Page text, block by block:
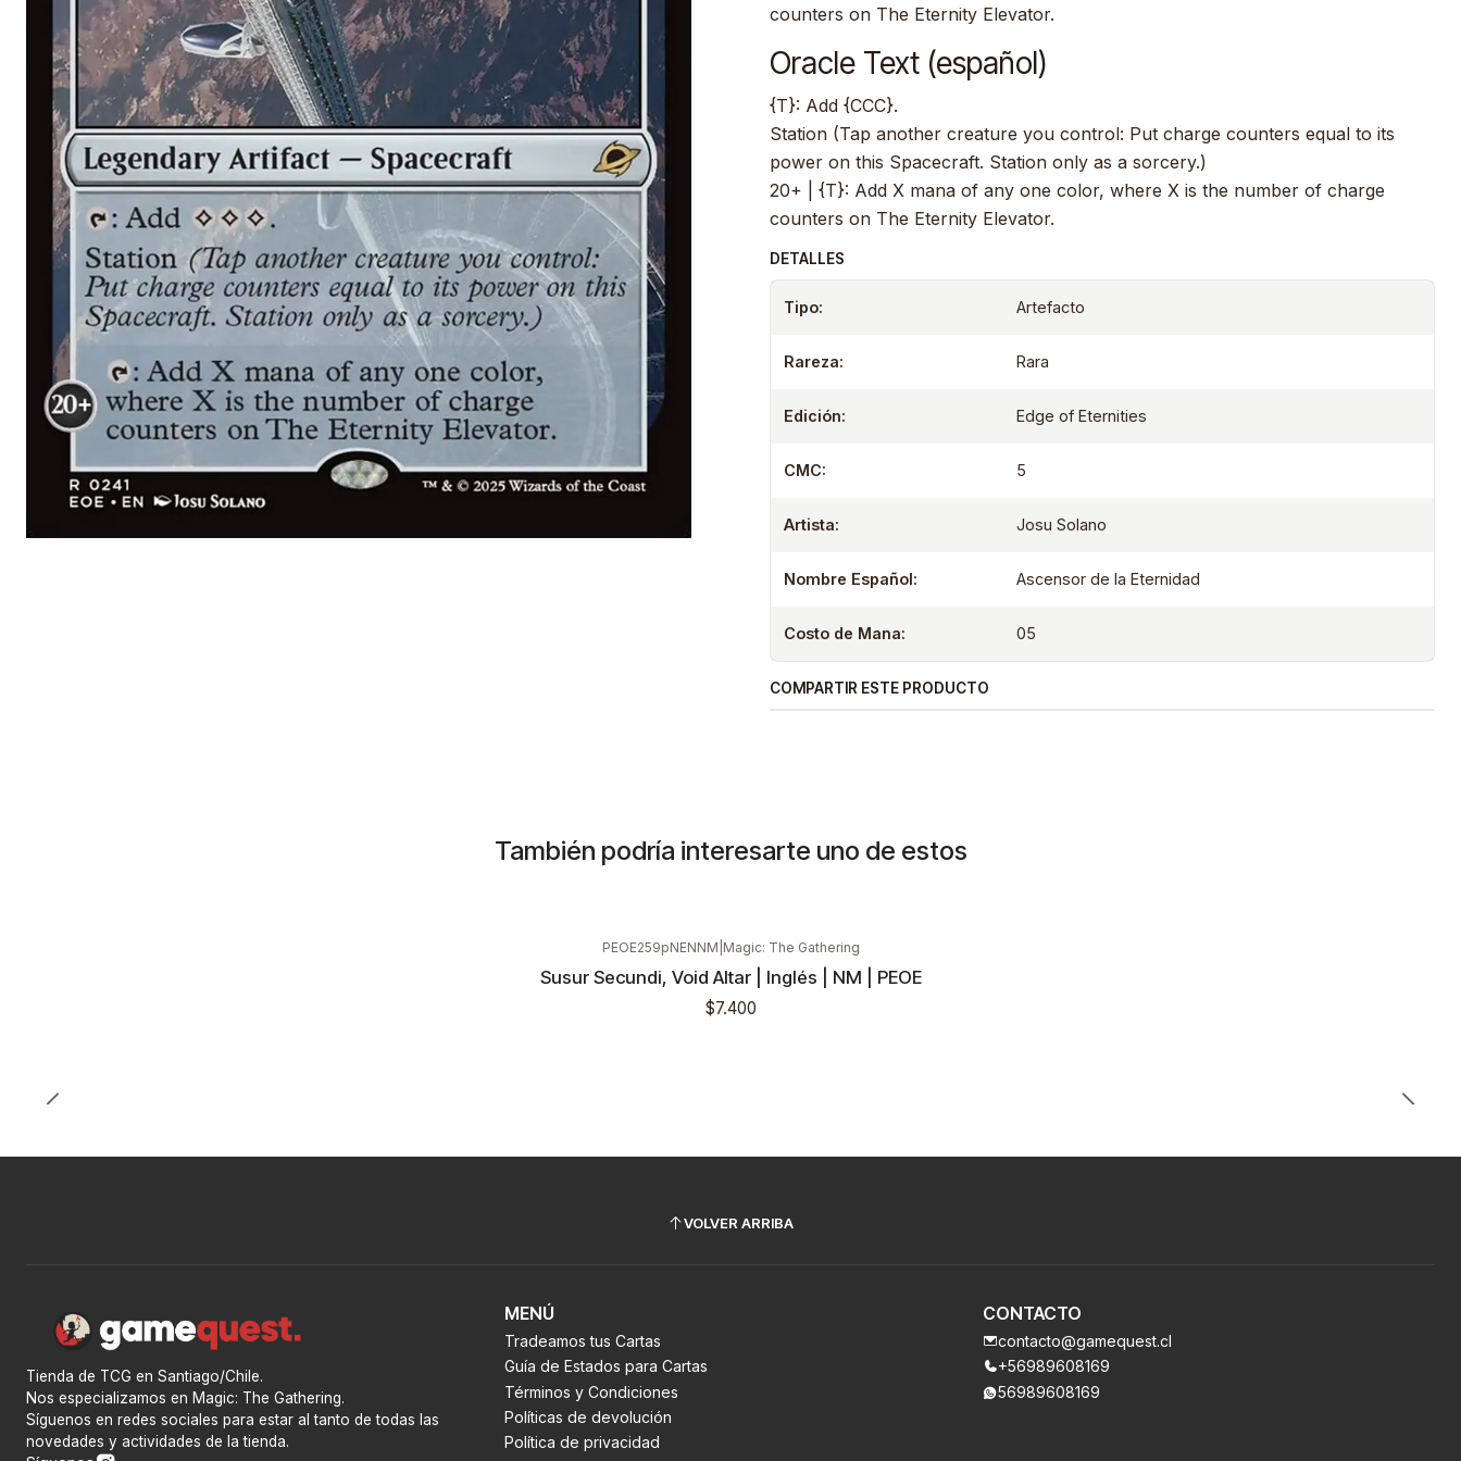
counters on The Eternity Elevator.
Oracle Text (español)
{T}: Add {CCC}.
Station (Tap another creature you control: Put charge counters equal to its
power on this Spacecraft. Station only as a sorcery.)
20+ | {T}: Add X mana of any one color, where X is the number of charge
counters on The Eternity Elevator.
DETALLES
Tipo: Artefacto
Rareza: Rara
Edición: Edge of Eternities
CMC: 5
Artista: Josu Solano
Nombre Español: Ascensor de la Eternidad
Costo de Mana: 05
COMPARTIR ESTE PRODUCTO
También podría interesarte uno de estos
PEOE259pNENNM Magic: The Gathering
Susur Secundi, Void Altar | Inglés | NM | PEOE
$7.400
VOLVER ARRIBA
Tienda de TCG en Santiago/Chile.
Nos especializamos en Magic: The Gathering.
Síguenos en redes sociales para estar al tanto de todas las
novedades y actividades de la tienda.
MENÚ
Tradeamos tus Cartas
Guía de Estados para Cartas
Términos y Condiciones
Políticas de devolución
Política de privacidad
CONTACTO
contacto@gamequest.cl
+56989608169
56989608169